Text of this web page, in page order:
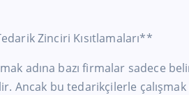
Zinciri Kısıtlamaları**
adına bazı firmalar sadece
Ancak bu tedarikçilerle